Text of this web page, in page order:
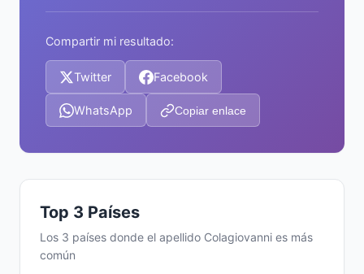
Compartir mi resultado:
Twitter Facebook
WhatsApp Copiar enlace
Top 3 Países
Los 3 países donde el apellido Colagiovanni es más
común